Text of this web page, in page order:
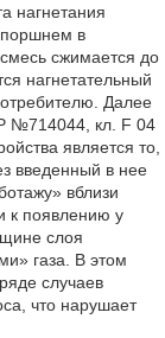
нагнетания
поршнем в
сжимается до
нагнетательный
Далее
№714044, кл. F 04
является то,
введенный в нее
вблизи
к появлению у
слоя
газа. В этом
случаев
что нарушает